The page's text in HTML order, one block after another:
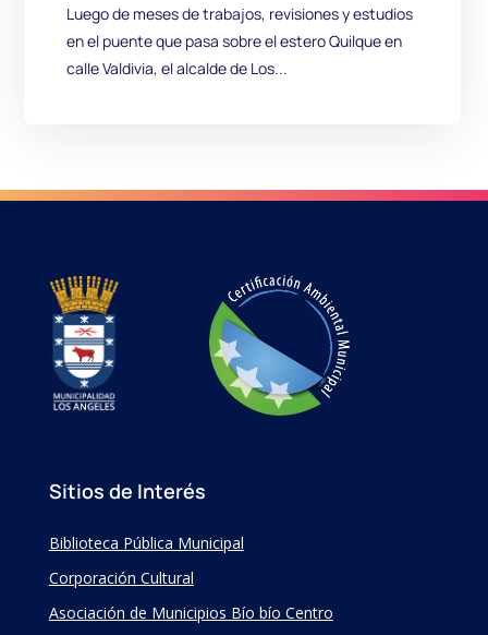
Luego de meses de trabajos, revisiones y estudios
en el puente que pasa sobre el estero Quilque en
calle Valdivia, el alcalde de Los...
Sitios de Interés
Biblioteca Pública Municipal
Corporación Cultural
Asociación de Municipios Bío bío Centro